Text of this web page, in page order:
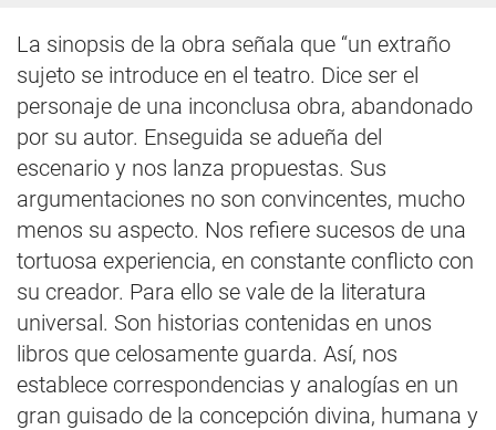
La sinopsis de la obra señala que “un extraño
sujeto se introduce en el teatro. Dice ser el
personaje de una inconclusa obra, abandonado
por su autor. Enseguida se adueña del
escenario y nos lanza propuestas. Sus
argumentaciones no son convincentes, mucho
menos su aspecto. Nos refiere sucesos de una
tortuosa experiencia, en constante conflicto con
su creador. Para ello se vale de la literatura
universal. Son historias contenidas en unos
libros que celosamente guarda. Así, nos
establece correspondencias y analogías en un
gran guisado de la concepción divina, humana y